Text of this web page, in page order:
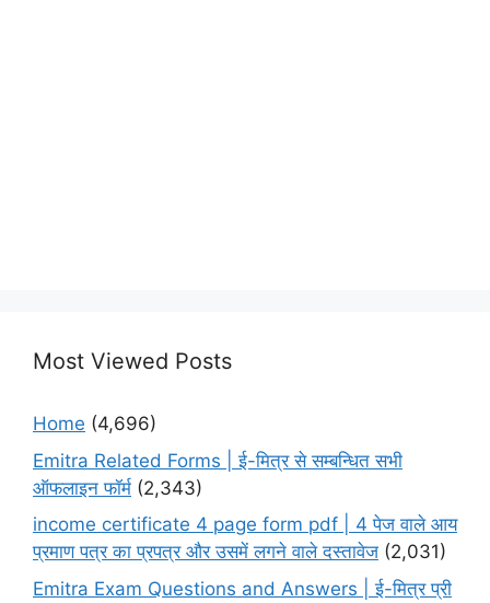
Most Viewed Posts
Home (4,696)
Emitra Related Forms | ई-मित्र से सम्बन्धित सभी
ऑफलाइन फॉर्म (2,343)
income certificate 4 page form pdf | 4 पेज वाले आय
प्रमाण पत्र का प्रपत्र और उसमें लगने वाले दस्तावेज (2,031)
Emitra Exam Questions and Answers | ई-मित्र प्री